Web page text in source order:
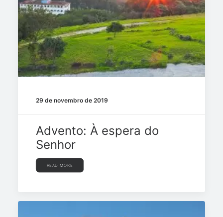
29 de novembro de 2019
Advento: À espera do
Senhor
READ MORE